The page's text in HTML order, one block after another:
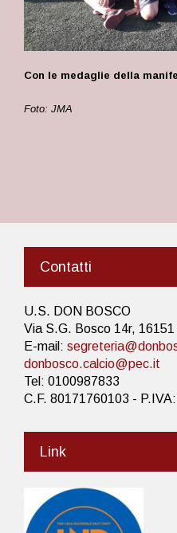
Con le medaglie della
Foto: JMA
Contatti
U.S. DON BOSCO
Via S.G. Bosco 14r, 16151
E-mail:
donbosco.calcio@pec.it
Tel: 0100987833
C.F. 80171760103 -
Link